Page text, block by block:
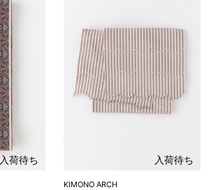
入荷待ち 入荷待ち
KIMONO ARCH